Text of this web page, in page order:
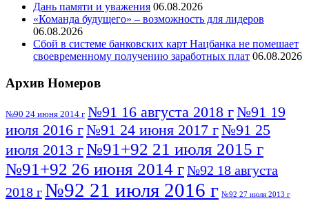
Дань памяти и уважения 06.08.2026
«Команда будущего» – возможность для лидеров
06.08.2026
Сбой в системе банковских карт Нацбанка не помешает
своевременному получению заработных плат 06.08.2026
Архив Номеров
№90 24 июня 2014 г №91 16 августа 2018 г№91 19
июля 2016 г№91 24 июня 2017 г№91 25
июля 2013 г№91+92 21 июля 2015 г
№91+92 26 июня 2014 г№92 18 августа
2018 г№92 21 июля 2016 г №92 27 июля 2013 г